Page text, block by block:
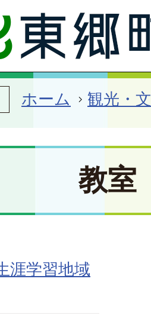
ホーム 観光・
教室
涯学習地域